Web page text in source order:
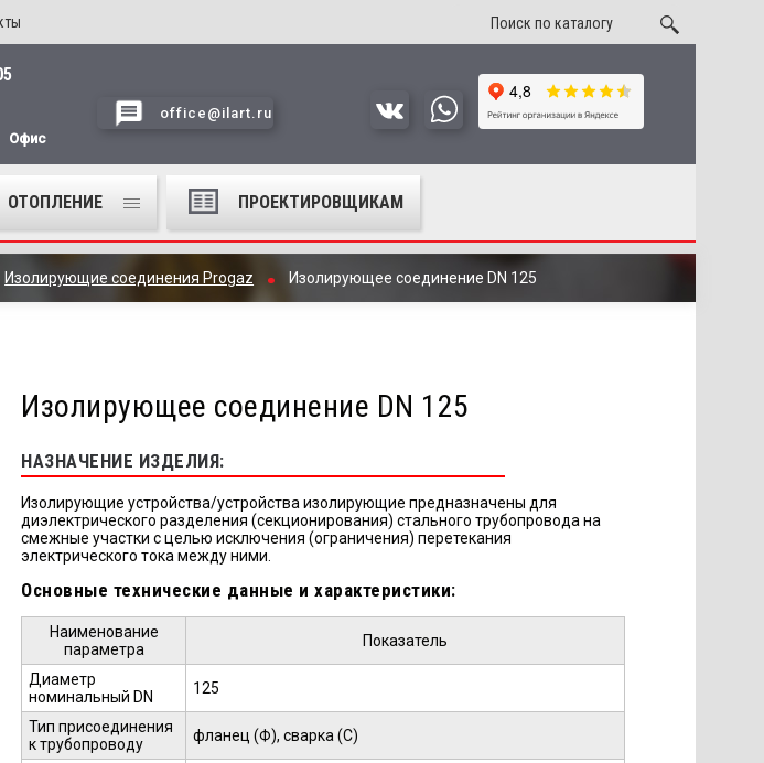
Офис
office@ilart.ru
ОТОПЛЕНИЕ ПРОЕКТИРОВЩИКАМ
Изолирующие соединения Progaz Изолирующее соединение DN 125
Изолирующее соединение DN 125
НАЗНАЧЕНИЕ ИЗДЕЛИЯ:
Изолирующие устройства/устройства изолирующие предназначены для
диэлектрического разделения (секционирования) стального трубопровода на
смежные участки с целью исключения (ограничения) перетекания
электрического тока между ними.
Основные технические данные и характеристики:
Наименование
параметра
Показатель
Диаметр
номинальный DN
125
Тип присоединения
к трубопроводу
фланец (Ф), сварка (С)